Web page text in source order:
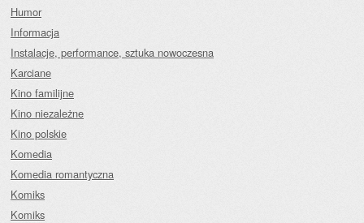
Humor
Informacja
Instalacje, performance, sztuka nowoczesna
Karciane
Kino familijne
Kino niezależne
Kino polskie
Komedia
Komedia romantyczna
Komiks
Komiks